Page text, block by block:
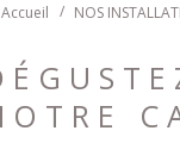
Accueil NOS